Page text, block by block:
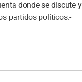
donde se discute y
partidos políticos.-